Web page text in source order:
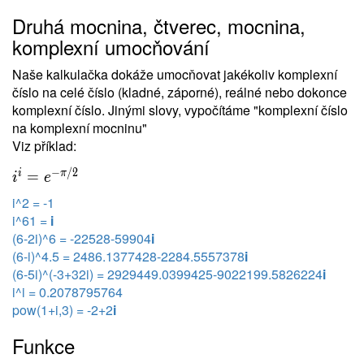
Druhá mocnina, čtverec, mocnina,
komplexní umocňování
Naše kalkulačka dokáže umocňovat jakékoliv komplexní
číslo na celé číslo (kladné, záporné), reálné nebo dokonce
komplexní číslo. Jinými slovy, vypočítáme "komplexní číslo
na komplexní mocninu"
Viz příklad:
ii = e−π/2
i^2 = -1
i^61 = i
(6-2i)^6 = -22528-59904i
(6-i)^4.5 = 2486.1377428-2284.5557378i
(6-5i)^(-3+32i) = 2929449.0399425-9022199.5826224i
i^i = 0.2078795764
pow(1+i,3) = -2+2i
Funkce